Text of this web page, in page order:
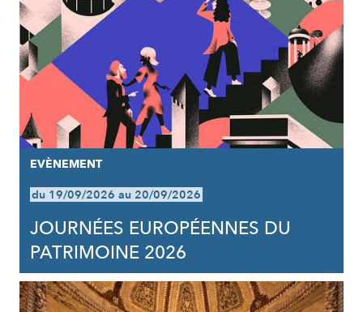
EVÈNEMENT
du 19/09/2026 au 20/09/2026
JOURNÉES EUROPÉENNES DU
PATRIMOINE 2026